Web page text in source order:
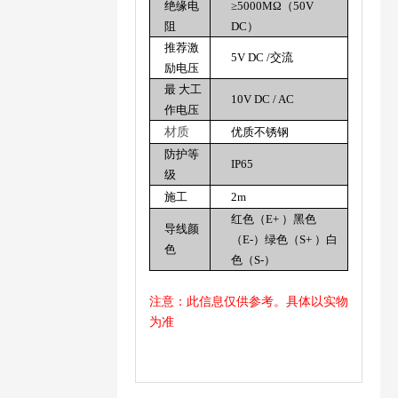
绝缘电
阻
≥5000MΩ （50V
DC）
推荐激
励电压
5V DC /交流
最 大工
作电压
10V DC / AC
材质
优质不锈钢
防护等
级
IP65
施工 2m
导线颜
色
红色（E+ ）黑色
（E-）绿色（S+ ）白
色（S-）
注意：此信息仅供参考。具体以实物
为准